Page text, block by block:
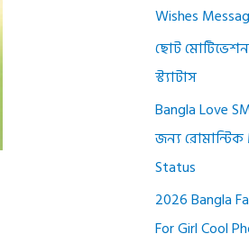
Wishes
ছোট
স্ট্যাটাস
Bangla Love
জন্য রোমান্টিক
Status
2026 Bangla
For Girl Cool